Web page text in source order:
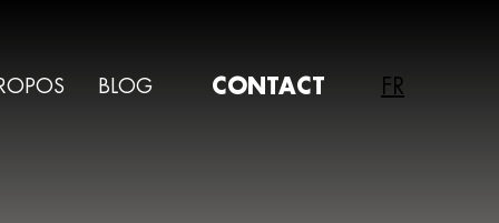
BLOG CONTACT FR